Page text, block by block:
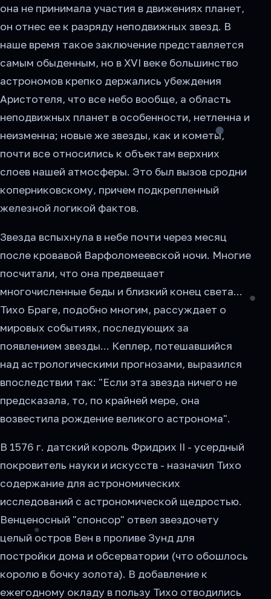
она не принимала участия в движениях планет,
он отнес ее к разряду неподвижных звезд. В
наше время такое заключение представляется
самым обыденным, но в XVI веке большинство
астрономов крепко держались убеждения
Аристотеля, что все небо вообще, а область
неподвижных планет в особенности, нетленна и
неизменна; новые же звезды, как и кометы,
почти все относились к объектам верхних
слоев нашей атмосферы. Это был вызов сродни
коперниковскому, причем подкрепленный
железной логикой фактов.
Звезда вспыхнула в небе почти через месяц
после кровавой Варфоломеевской ночи. Многие
посчитали, что она предвещает
многочисленные беды и близкий конец света...
Тихо Браге, подобно многим, рассуждает о
мировых событиях, последующих за
появлением звезды... Кеплер, потешавшийся
над астрологическими прогнозами, выразился
впоследствии так: "Если эта звезда ничего не
предсказала, то, по крайней мере, она
возвестила рождение великого астронома".
В 1576 г. датский король Фридрих II - усердный
покровитель науки и искусств - назначил Тихо
содержание для астрономических
исследований с астрономической щедростью.
Венценосный "спонсор" отвел звездочету
целый остров Вен в проливе Зунд для
постройки дома и обсерватории (что обошлось
королю в бочку золота). В добавление к
ежегодному окладу в пользу Тихо отводились